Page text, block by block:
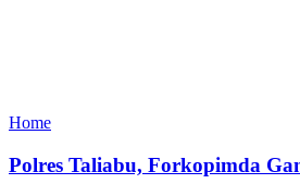
Home
Polres Taliabu, Forkopimda